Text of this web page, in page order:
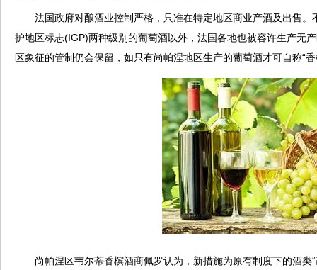
法国政府对酿酒业控制严格，只准在特定地区商业产酒及出售
护地区标志(IGP)两种级别的葡萄酒以外，法国各地也被容许生产无
区象征的管制仍会保留，如只有尚帕涅地区生产的葡萄酒才可自称“香
尚帕涅区韦尔蒂香槟酒商佩罗认为，新措施为原有制度下的酒类